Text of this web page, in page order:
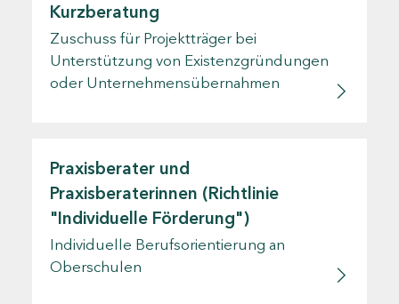
Kurzberatung
Zuschuss für Projektträger bei
Unterstützung von Existenzgründungen
oder Unternehmensübernahmen
Praxisberater und
Praxisberaterinnen (Richtlinie
"Individuelle Förderung")
Individuelle Berufsorientierung an
Oberschulen